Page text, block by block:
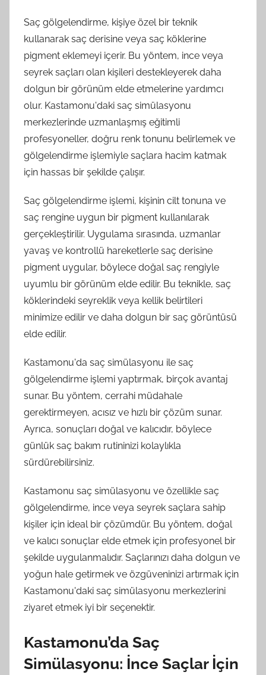
Saç gölgelendirme, kişiye özel bir teknik
kullanarak saç derisine veya saç köklerine
pigment eklemeyi içerir. Bu yöntem, ince veya
seyrek saçları olan kişileri destekleyerek daha
dolgun bir görünüm elde etmelerine yardımcı
olur. Kastamonu'daki saç simülasyonu
merkezlerinde uzmanlaşmış eğitimli
profesyoneller, doğru renk tonunu belirlemek ve
gölgelendirme işlemiyle saçlara hacim katmak
için hassas bir şekilde çalışır.
Saç gölgelendirme işlemi, kişinin cilt tonuna ve
saç rengine uygun bir pigment kullanılarak
gerçekleştirilir. Uygulama sırasında, uzmanlar
yavaş ve kontrollü hareketlerle saç derisine
pigment uygular, böylece doğal saç rengiyle
uyumlu bir görünüm elde edilir. Bu teknikle, saç
köklerindeki seyreklik veya kellik belirtileri
minimize edilir ve daha dolgun bir saç görüntüsü
elde edilir.
Kastamonu'da saç simülasyonu ile saç
gölgelendirme işlemi yaptırmak, birçok avantaj
sunar. Bu yöntem, cerrahi müdahale
gerektirmeyen, acısız ve hızlı bir çözüm sunar.
Ayrıca, sonuçları doğal ve kalıcıdır, böylece
günlük saç bakım rutininizi kolaylıkla
sürdürebilirsiniz.
Kastamonu saç simülasyonu ve özellikle saç
gölgelendirme, ince veya seyrek saçlara sahip
kişiler için ideal bir çözümdür. Bu yöntem, doğal
ve kalıcı sonuçlar elde etmek için profesyonel bir
şekilde uygulanmalıdır. Saçlarınızı daha dolgun ve
yoğun hale getirmek ve özgüveninizi artırmak için
Kastamonu'daki saç simülasyonu merkezlerini
ziyaret etmek iyi bir seçenektir.
Kastamonu’da Saç
Simülasyonu: İnce Saçlar İçin